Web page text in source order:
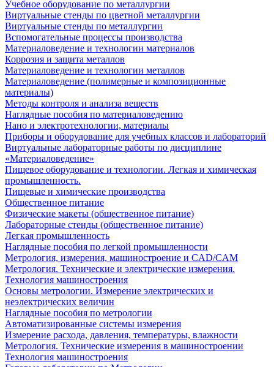
Учебное оборудование по металлургии
Виртуальные стенды по цветной металлургии
Виртуальные стенды по металлургии
Вспомогательные процессы производства
Материаловедение и технологии материалов
Коррозия и защита металлов
Материаловедение и технологии металлов
Материаловедение (полимерные и композиционные
материалы)
Методы контроля и анализа веществ
Наглядные пособия по материаловедению
Нано и электротехнологии, материалы
Приборы и оборудование для учебных классов и лабораторий
Виртуальные лабораторные работы по дисциплине
«Материаловедение»
Пищевое оборудование и технологии. Легкая и химическая
промышленность.
Пищевые и химические производства
Общественное питание
Физические макеты (общественное питание)
Лабораторные стенды (общественное питание)
Легкая промышленность
Наглядные пособия по легкой промышленности
Метрология, измерения, машиностроение и CAD/CAM
Метрология. Технические и электрические измерения.
Технология машиностроения
Основы метрологии. Измерение электрических и
неэлектрических величин
Наглядные пособия по метрологии
Автоматизированные системы измерения
Измерение расхода, давления, температуры, влажности
Метрология. Технические измерения в машиностроении
Технология машиностроения